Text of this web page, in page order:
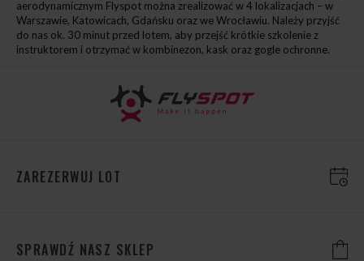
aerodynamicznym Flyspot można zrealizować w 4 lokalizacjach – w
Warszawie, Katowicach, Gdańsku oraz we Wrocławiu. Należy przyjść
do nas ok. 30 minut przed lotem, aby przejść krótkie szkolenie z
instruktorem i otrzymać w kombinezon, kask oraz gogle ochronne.
ZAREZERWUJ LOT
SPRAWDŹ NASZ SKLEP